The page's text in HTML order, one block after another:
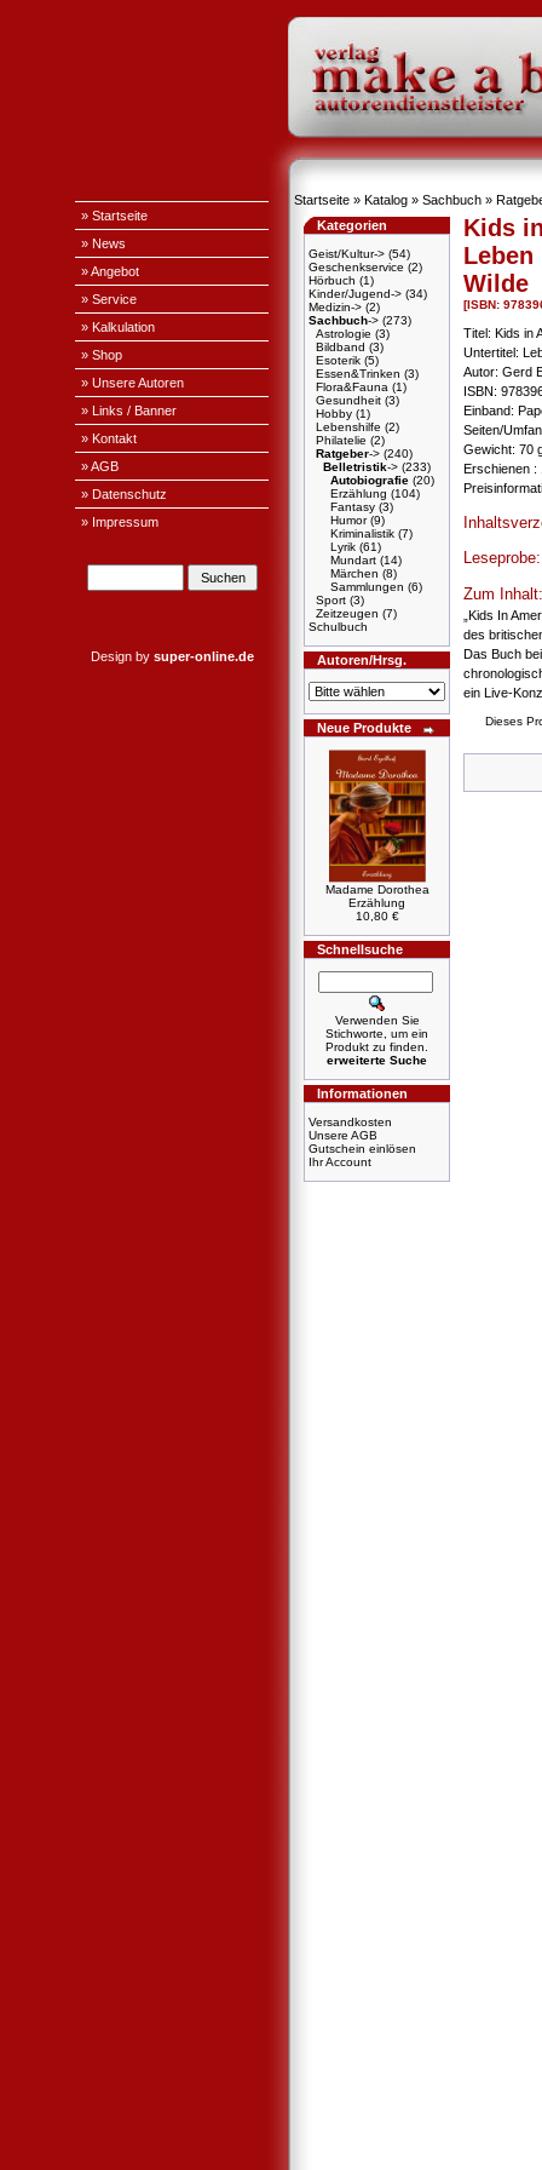
» Startseite
» News
» Angebot
» Service
» Kalkulation
» Shop
» Unsere Autoren
» Links / Banner
» Kontakt
» AGB
» Datenschutz
» Impressum
Design by super-online.de
Startseite » Katalog » Sachbuch »
Kategorien
Geist/Kultur-> (54)
Geschenkservice (2)
Hörbuch (1)
Kinder/Jugend-> (34)
Medizin-> (2)
Sachbuch-> (273)
Astrologie (3)
Bildband (3)
Esoterik (5)
Essen&Trinken (3)
Flora&Fauna (1)
Gesundheit (3)
Hobby (1)
Lebenshilfe (2)
Philatelie (2)
Ratgeber-> (240)
Belletristik-> (233)
Autobiografie (20)
Erzählung (104)
Fantasy (3)
Humor(9)
Kriminalistik (7)
Lyrik (61)
Mundart (14)
Märchen (8)
Sammlungen (6)
Sport (3)
Zeitzeugen (7)
Schulbuch
Autoren/Hrsg.
Neue Produkte
Madame Dorothea
Erzählung
10,80 €
Schnellsuche
Verwenden Sie
Stichworte, um ein
Produkt zu finden.
erweiterte Suche
Informationen
Versandkosten
Unsere AGB
Gutschein einlösen
Ihr Account
Kids
Wilde
[ISBN:
Titel: Kids in
Untertitel:
Autor: Gerd
ISBN:
Einband:
Seiten/
Gewicht: 70
Erschienen :
Zum Inhalt:
„Kids In
des
Das Buch
ein Live-
Dieses